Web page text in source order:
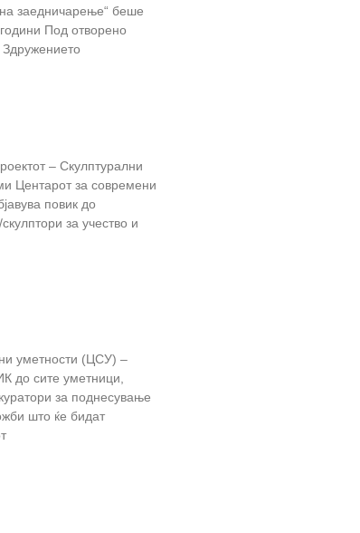
заедничарење“ беше
Под отворено
Здружението
– Скулптурални
Центарот за современи
повик до
за учество и
уметности (ЦСУ) –
до сите уметници,
за поднесување
што ќе бидат